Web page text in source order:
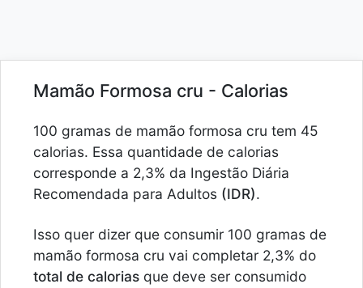
Mamão Formosa cru - Calorias
100 gramas de mamão formosa cru tem 45
calorias. Essa quantidade de calorias
corresponde a 2,3% da Ingestão Diária
Recomendada para Adultos (IDR).
Isso quer dizer que consumir 100 gramas de
mamão formosa cru vai completar 2,3% do
total de calorias que deve ser consumido